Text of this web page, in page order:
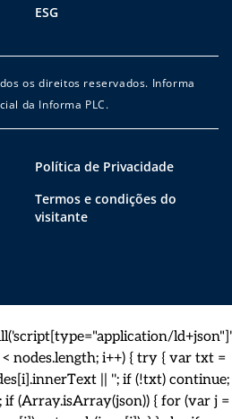
ESG
os direitos reservados. Informa
da Informa PLC.
Política de Privacidade
Termos e condições do
visitante
nodes.length; i++) { try { var txt =
|| ''; if (!txt) continue;
if (Array.isArray(json)) { for (var j =